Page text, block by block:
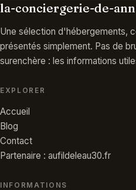
la-conciergerie-de-
Une sélection d'hébergements,
présentés simplement. Pas de
surenchère : les informations
EXPLORER
Accueil
Blog
Contact
Partenaire : aufildeleau30.fr
INFORMATIONS